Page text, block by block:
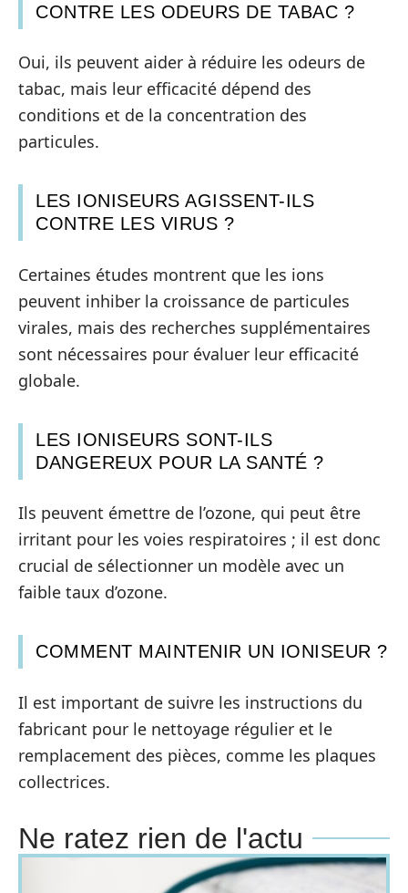
CONTRE LES ODEURS DE TABAC ?
Oui, ils peuvent aider à réduire les odeurs de
tabac, mais leur efficacité dépend des
conditions et de la concentration des
particules.
LES IONISEURS AGISSENT-ILS
CONTRE LES VIRUS ?
Certaines études montrent que les ions
peuvent inhiber la croissance de particules
virales, mais des recherches supplémentaires
sont nécessaires pour évaluer leur efficacité
globale.
LES IONISEURS SONT-ILS
DANGEREUX POUR LA SANTÉ ?
Ils peuvent émettre de l’ozone, qui peut être
irritant pour les voies respiratoires ; il est donc
crucial de sélectionner un modèle avec un
faible taux d’ozone.
COMMENT MAINTENIR UN IONISEUR ?
Il est important de suivre les instructions du
fabricant pour le nettoyage régulier et le
remplacement des pièces, comme les plaques
collectrices.
Ne ratez rien de l'actu